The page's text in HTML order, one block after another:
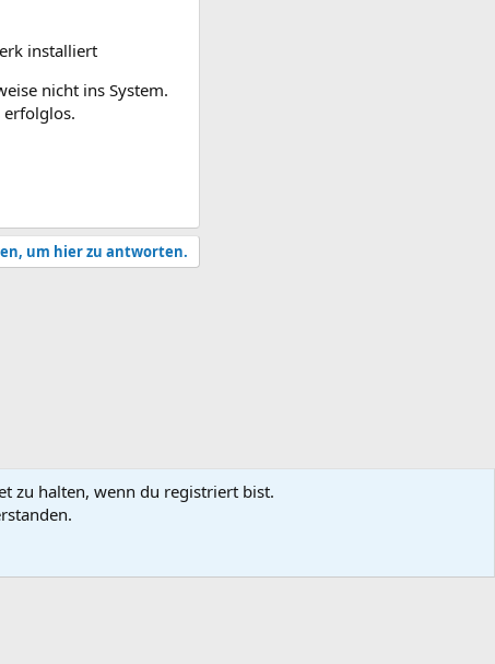
installiert
nicht ins System.
erfolglos.
um hier zu antworten.
zu halten, wenn du registriert bist.